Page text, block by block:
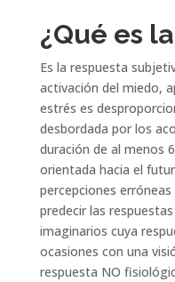
¿Qué es
Es la respuesta
activación del miedo,
estrés es
desbordada por los
duración de al menos
orientada hacia el
percepciones
predecir las
imaginarios cuya
ocasiones con una
respuesta NO